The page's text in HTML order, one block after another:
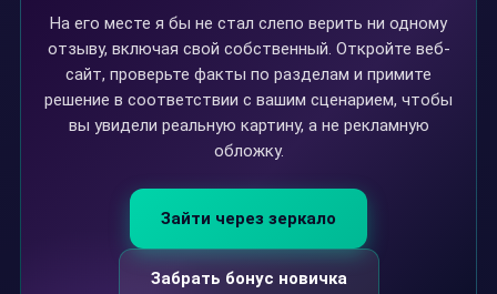
На его месте я бы не стал слепо верить ни одному
отзыву, включая свой собственный. Откройте веб-
сайт, проверьте факты по разделам и примите
решение в соответствии с вашим сценарием, чтобы
вы увидели реальную картину, а не рекламную
обложку.
Зайти через зеркало
Забрать бонус новичка